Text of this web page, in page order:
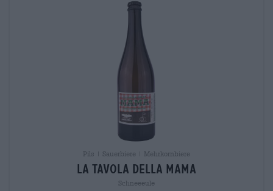
Pils | Sauerbiere | Mehrkornbiere
La tavola della Mama
Schneeeule